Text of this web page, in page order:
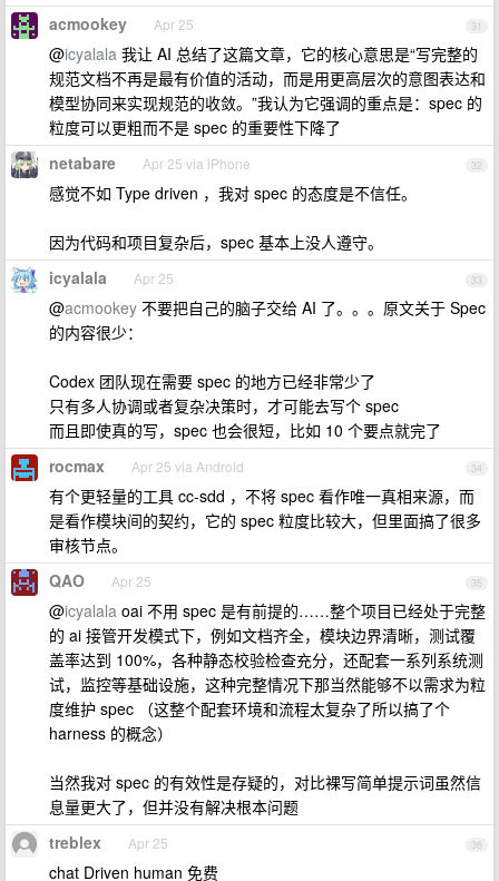
31
acmookey Apr 25
@icyalala 我让 AI 总结了这篇文章，它的核心意思是“写完整的
规范文档不再是最有价值的活动，而是用更高层次的意图表达和
模型协同来实现规范的收敛。”我认为它强调的重点是：spec 的
粒度可以更粗而不是 spec 的重要性下降了
32
netabare Apr 25 via iPhone
感觉不如 Type driven ，我对 spec 的态度是不信任。
因为代码和项目复杂后，spec 基本上没人遵守。
33
icyalala Apr 25
@acmookey 不要把自己的脑子交给 AI 了。。。原文关于 Spec
的内容很少：
Codex 团队现在需要 spec 的地方已经非常少了
只有多人协调或者复杂决策时，才可能去写个 spec
而且即使真的写，spec 也会很短，比如 10 个要点就完了
34
rocmax Apr 25 via Android
有个更轻量的工具 cc-sdd ，不将 spec 看作唯一真相来源，而
是看作模块间的契约，它的 spec 粒度比较大，但里面搞了很多
审核节点。
35
QAO Apr 25
@icyalala oai 不用 spec 是有前提的……整个项目已经处于完整
的 ai 接管开发模式下，例如文档齐全，模块边界清晰，测试覆
盖率达到 100%，各种静态校验检查充分，还配套一系列系统测
试，监控等基础设施，这种完整情况下那当然能够不以需求为粒
度维护 spec （这整个配套环境和流程太复杂了所以搞了个
harness 的概念）
当然我对 spec 的有效性是存疑的，对比裸写简单提示词虽然信
息量更大了，但并没有解决根本问题
36
treblex Apr 25
chat Driven human 免费